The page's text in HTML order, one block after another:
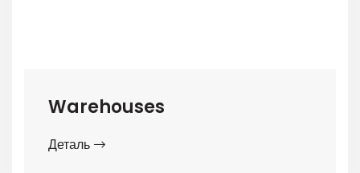
Warehouses
Деталь